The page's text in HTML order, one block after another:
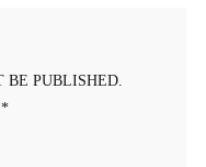
PUBLISHED.
*